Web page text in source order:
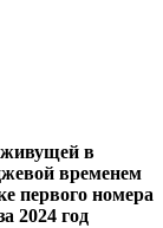
живущей в
временем
первого номера
2024 год